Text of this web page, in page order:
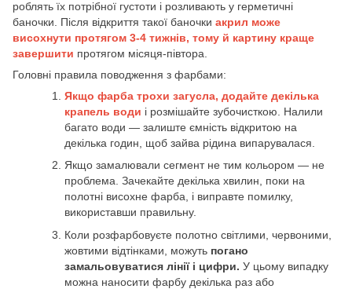
роблять їх потрібної густоти і розливають у герметичні
баночки. Після відкриття такої баночки акрил може
висохнути протягом 3-4 тижнів, тому й картину краще
завершити протягом місяця-півтора.
Головні правила поводження з фарбами:
Якщо фарба трохи загусла, додайте декілька
крапель води і розмішайте зубочисткою. Налили
багато води — залиште ємність відкритою на
декілька годин, щоб зайва рідина випарувалася.
Якщо замалювали сегмент не тим кольором — не
проблема. Зачекайте декілька хвилин, поки на
полотні висохне фарба, і виправте помилку,
використавши правильну.
Коли розфарбовуєте полотно світлими, червоними,
жовтими відтінками, можуть погано
замальовуватися лінії і цифри. У цьому випадку
можна наносити фарбу декілька раз або